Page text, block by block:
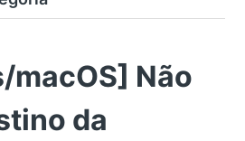
macOS] Não
da